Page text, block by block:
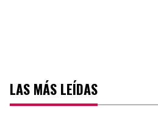
LAS MÁS LEÍDAS